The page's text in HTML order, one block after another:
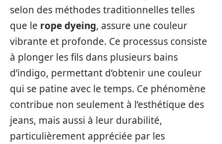
selon des méthodes traditionnelles telles
que le rope dyeing, assure une couleur
vibrante et profonde. Ce processus consiste
à plonger les fils dans plusieurs bains
d’indigo, permettant d’obtenir une couleur
qui se patine avec le temps. Ce phénomène
contribue non seulement à l’esthétique des
jeans, mais aussi à leur durabilité,
particulièrement appréciée par les